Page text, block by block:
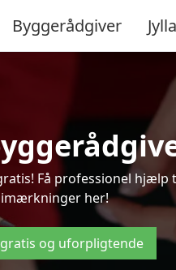
Byggerådgiver
Få professionel
her!
og uforpligtende